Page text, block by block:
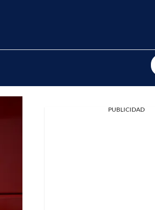
PUBLICIDAD